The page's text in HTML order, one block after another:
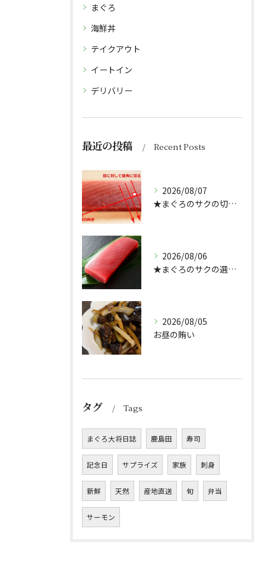
まぐろ
海鮮丼
テイクアウト
イートイン
デリバリー
最近の投稿 Recent Posts
2026/08/07
★まぐろのサクの切り方★
2026/08/06
★まぐろのサクの選び方★（どんぶり屋まぐろ大将）
2026/08/05
お昼の賄い
タグ Tags
まぐろ大将日誌 鹿島田 寿司
記念日 サプライズ 家族 刺身
新鮮 天然 産地直送 旬 弁当
サーモン